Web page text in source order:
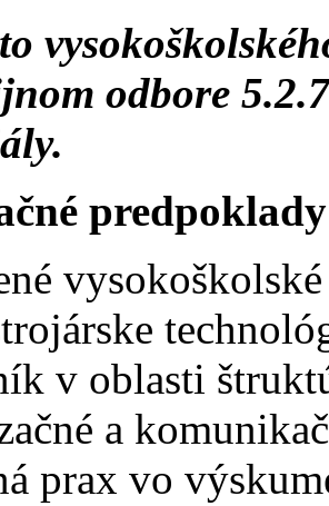
odbore
v oblasti
a
prax vo